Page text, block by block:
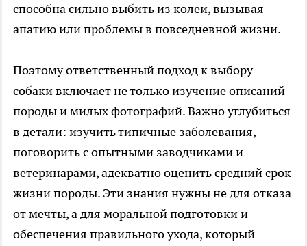
способна сильно выбить из колеи, вызывая
апатию или проблемы в повседневной жизни.
Поэтому ответственный подход к выбору
собаки включает не только изучение описаний
породы и милых фотографий. Важно углубиться
в детали: изучить типичные заболевания,
поговорить с опытными заводчиками и
ветеринарами, адекватно оценить средний срок
жизни породы. Эти знания нужны не для отказа
от мечты, а для моральной подготовки и
обеспечения правильного ухода, который